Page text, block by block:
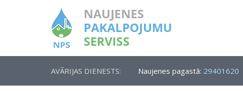
AVĀRIJAS DIENESTS: Naujenes pagastā: 29401620